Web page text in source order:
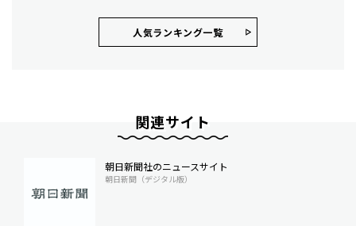
人気ランキング⼀覧
関連サイト
朝日新聞社のニュースサイト
朝日新聞（デジタル版）